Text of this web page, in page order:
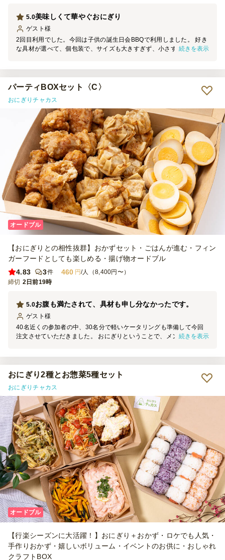
美味しくて華やぐおにぎり
5.0
ゲスト 様
2回目利用でした。今回は子供の誕生日会BBQで利用しました。 好き
な具材が選べて、個包装で、サイズも大きすぎず、小さすぎずでちょ
いたこともありますが、米が熱かったり、何度も炊飯して大変だった
ので、またのパーティの際にはお願いしたいです。
続きを表示
パーティBOXセット〈C〉
おにぎりチャカス
オードブル
【おにぎりとの相性抜群】おかずセット・ごはんが進む・フィン
ガーフードとしても楽しめる・揚げ物オードブル
4.83
3件 460 円/人（8,400円〜）
締切 2日前19時
お腹も満たされて、具材も申し分なかったです。
5.0
ゲスト 様
40名近くの参加者の中、30名分で軽いケータリングも準備して今回
注文させていただきました。 おにぎりということで、メンバーの方
ました。 お支払いにお待たせしてしまい申し訳ありませんでした。
続きを表示
おにぎり2種とお惣菜5種セット
おにぎりチャカス
オードブル
【行楽シーズンに大活躍！】おにぎり＋おかず・ロケでも人気・
手作りおかず・嬉しいボリューム・イベントのお供に・おしゃれ
クラフトBOX